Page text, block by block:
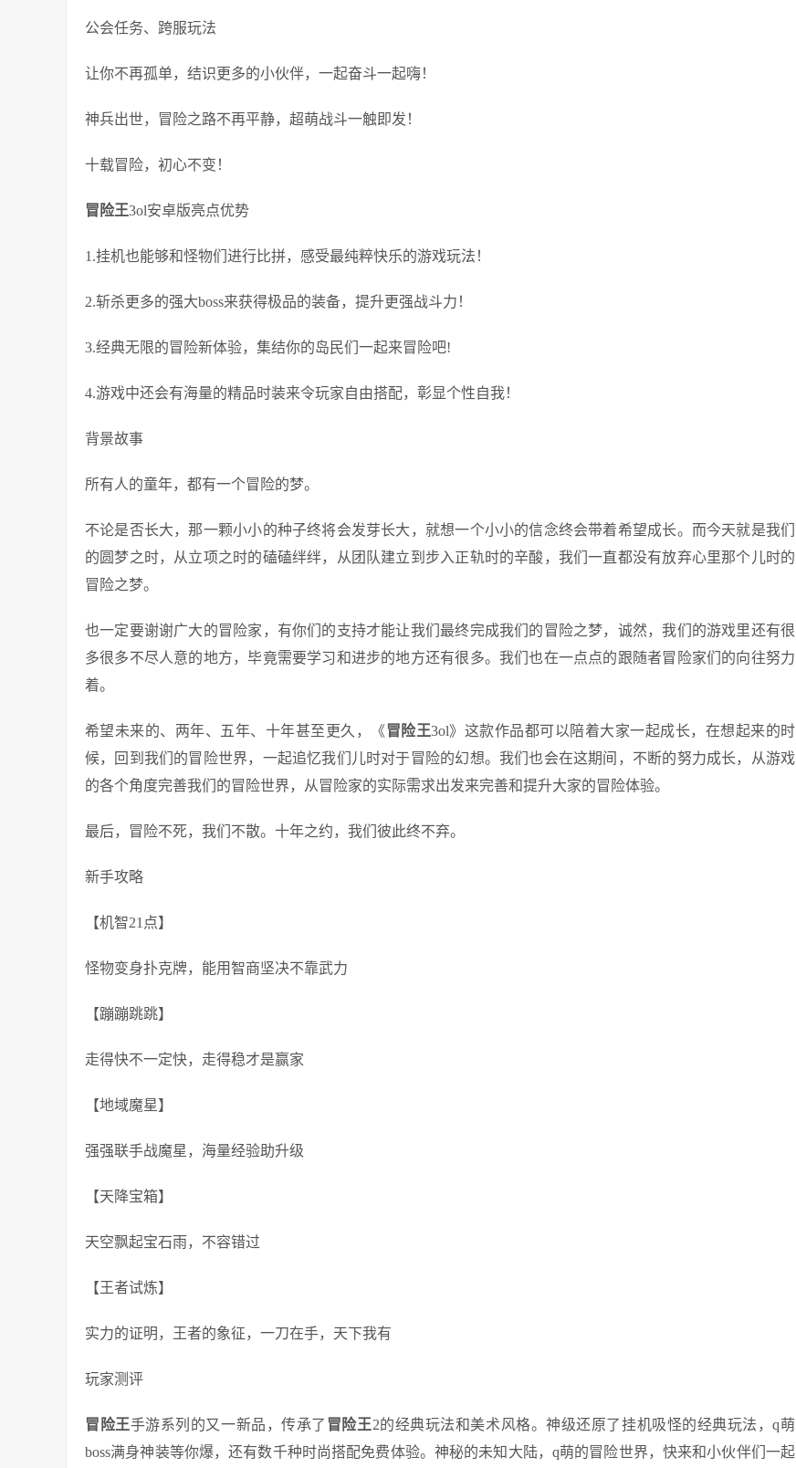
公会任务、跨服玩法
让你不再孤单，结识更多的小伙伴，一起奋斗一起嗨！
神兵出世，冒险之路不再平静，超萌战斗一触即发！
十载冒险，初心不变！
冒险王3ol安卓版亮点优势
1.挂机也能够和怪物们进行比拼，感受最纯粹快乐的游戏玩法！
2.斩杀更多的强大boss来获得极品的装备，提升更强战斗力！
3.经典无限的冒险新体验，集结你的岛民们一起来冒险吧!
4.游戏中还会有海量的精品时装来令玩家自由搭配，彰显个性自我！
背景故事
所有人的童年，都有一个冒险的梦。
不论是否长大，那一颗小小的种子终将会发芽长大，就想一个小小的信念终会带着希望成长。而今天就是我们
的圆梦之时，从立项之时的磕磕绊绊，从团队建立到步入正轨时的辛酸，我们一直都没有放弃心里那个儿时的
冒险之梦。
也一定要谢谢广大的冒险家，有你们的支持才能让我们最终完成我们的冒险之梦，诚然，我们的游戏里还有很
多很多不尽人意的地方，毕竟需要学习和进步的地方还有很多。我们也在一点点的跟随者冒险家们的向往努力
着。
希望未来的、两年、五年、十年甚至更久，《 冒险王3ol》这款作品都可以陪着大家一起成长，在想起来的时
候，回到我们的冒险世界，一起追忆我们儿时对于冒险的幻想。我们也会在这期间，不断的努力成长，从游戏
的各个角度完善我们的冒险世界，从冒险家的实际需求出发来完善和提升大家的冒险体验。
最后，冒险不死，我们不散。十年之约，我们彼此终不弃。
新手攻略
【机智21点】
怪物变身扑克牌，能用智商坚决不靠武力
【蹦蹦跳跳】
走得快不一定快，走得稳才是赢家
【地域魔星】
强强联手战魔星，海量经验助升级
【天降宝箱】
天空飘起宝石雨，不容错过
【王者试炼】
实力的证明，王者的象征，一刀在手，天下我有
玩家测评
冒险王手游系列的又一新品，传承了 冒险王2的经典玩法和美术风格。神级还原了挂机吸怪的经典玩法，q萌
boss满身神装等你爆，还有数千种时尚搭配免费体验。神秘的未知大陆，q萌的冒险世界，快来和小伙伴们一起